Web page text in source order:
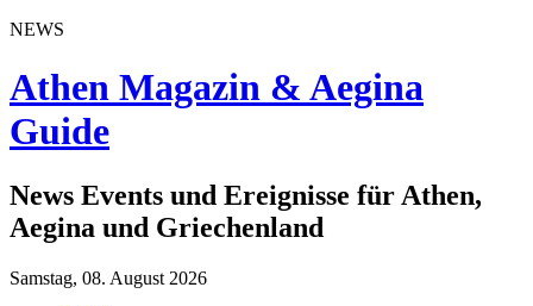
NEWS
Athen Magazin & Aegina
Guide
News Events und Ereignisse für Athen,
Aegina und Griechenland
Samstag, 08. August 2026